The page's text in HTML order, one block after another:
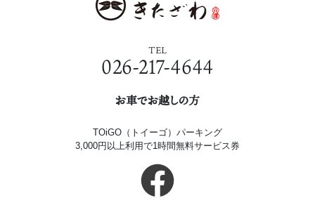
TEL
026-217-4644
お車でお越しの方
TOiGO（トイーゴ）パーキング
3,000円以上利用で1時間無料サービス券